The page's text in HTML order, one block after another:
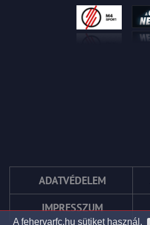
ADATVÉDELEM
IMPRESSZUM
A fehervarfc.hu sütiket használ.